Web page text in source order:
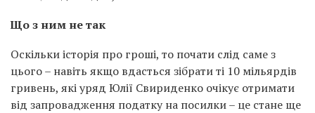
Що з ним не так
Оскільки історія про гроші, то почати слід саме з
цього – навіть якщо вдасться зібрати ті 10 мільярдів
гривень, які уряд Юлії Свириденко очікує отримати
від запровадження податку на посилки – це стане ще